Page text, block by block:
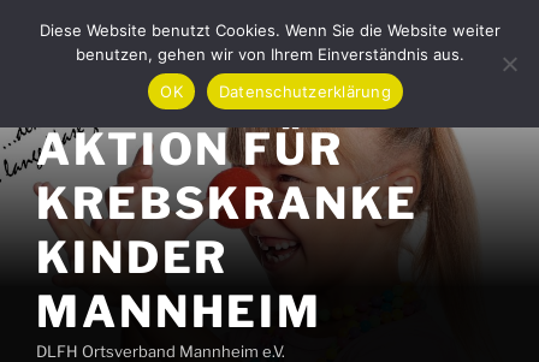
Inhalt
AKTION FÜR
KREBSKRANKE
KINDER
MANNHEIM
DLFH Ortsverband Mannheim e.V.
Diese Website benutzt Cookies. Wenn Sie die Website weiter
benutzen, gehen wir von Ihrem Einverständnis aus.
OK
Datenschutzerklärung